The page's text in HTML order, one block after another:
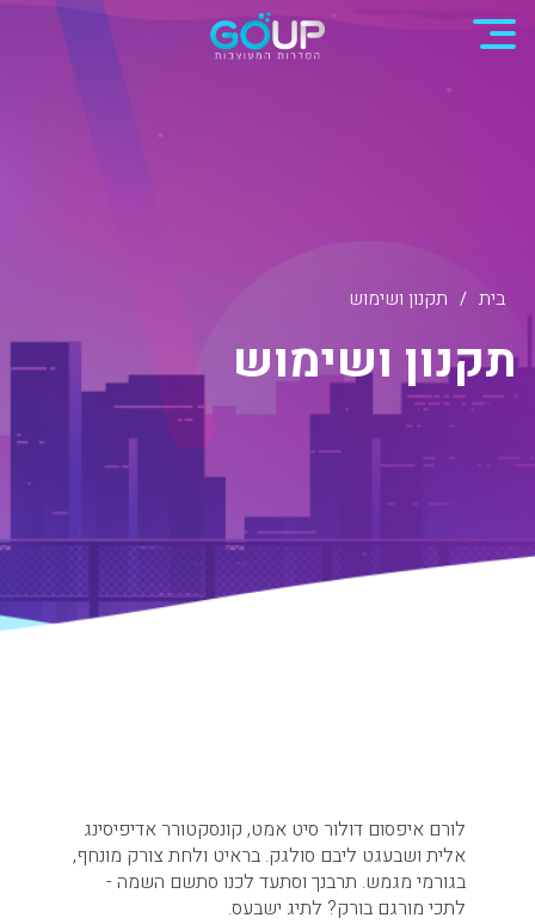
בית / תקנון ושימוש
תקנון ושימוש
לורם איפסום דולור סיט אמט, קונסקטורר אדיפיסינג
אלית ושבעגט ליבם סולגק. בראיט ולחת צורק מונחף,
בגורמי מגמש. תרבנך וסתעד לכנו סתשם השמה -
לתכי מורגם בורק? לתיג ישבעס.